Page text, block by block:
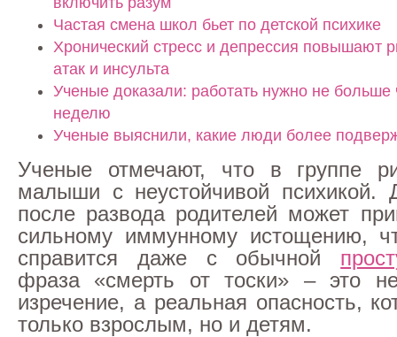
Частая смена школ бьет по детской психике
Хронический стресс и депрессия повышают
атак и инсульта
Ученые доказали: работать нужно не больше
неделю
Ученые выяснили, какие люди более
Ученые отмечают, что в группе
малыши с неустойчивой психикой.
после развода родителей может
сильному иммунному истощению,
справится даже с обычной
фраза «смерть от тоски» – это
изречение, а реальная опасность,
только взрослым, но и детям.